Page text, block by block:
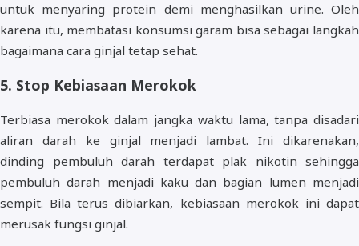
untuk menyaring protein demi menghasilkan urine. Oleh
karena itu, membatasi konsumsi garam bisa sebagai langkah
bagaimana cara ginjal tetap sehat.
5. Stop Kebiasaan Merokok
Terbiasa merokok dalam jangka waktu lama, tanpa disadari
aliran darah ke ginjal menjadi lambat. Ini dikarenakan,
dinding pembuluh darah terdapat plak nikotin sehingga
pembuluh darah menjadi kaku dan bagian lumen menjadi
sempit. Bila terus dibiarkan, kebiasaan merokok ini dapat
merusak fungsi ginjal.